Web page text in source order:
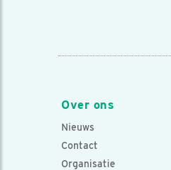
Over ons
Nieuws
Contact
Organisatie